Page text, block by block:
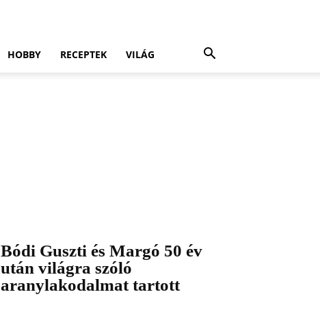
HOBBY RECEPTEK VILÁG
Bódi Guszti és Margó 50 év
után világra szóló
aranylakodalmat tartott